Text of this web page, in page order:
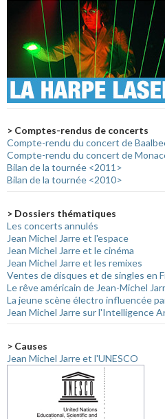
> Comptes-rendus de concerts
Compte-rendu du concert de
Compte-rendu du concert de
Bilan de la tournée <2011>
Bilan de la tournée <2010>
> Dossiers thématiques
Les concerts annulés
Jean Michel Jarre et l'espace
Jean Michel Jarre et le cinéma
Jean Michel Jarre et les remixes
Ventes de disques et de singles en
Le rêve américain de Jean-Michel
La jeune scène électro influencée
Jean Michel Jarre sur l'Intelligence
> Causes
Jean Michel Jarre et l'UNESCO